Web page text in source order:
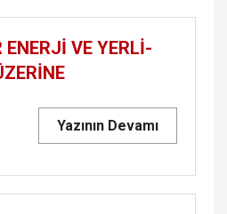
ENERJİ VE YERLİ-
Yazının Devamı